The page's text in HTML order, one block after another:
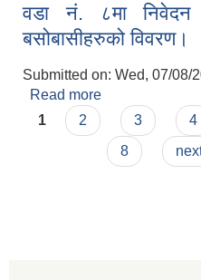
अत्यन्त जरुरी
वडा नं. ८मा
बसोबासीहरुको विवरण।
Submitted on: Wed, 07/08/
Read more
बसोबासीहरुको
Pages
1 2 3 4
8